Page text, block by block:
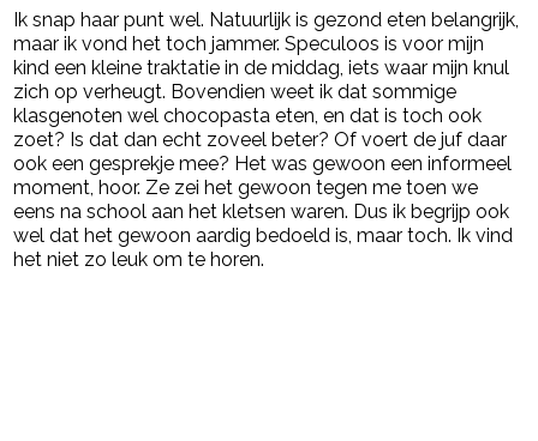
Ik snap haar punt wel. Natuurlijk is gezond eten belangrijk,
maar ik vond het toch jammer. Speculoos is voor mijn
kind een kleine traktatie in de middag, iets waar mijn knul
zich op verheugt. Bovendien weet ik dat sommige
klasgenoten wel chocopasta eten, en dat is toch ook
zoet? Is dat dan echt zoveel beter? Of voert de juf daar
ook een gesprekje mee? Het was gewoon een informeel
moment, hoor. Ze zei het gewoon tegen me toen we
eens na school aan het kletsen waren. Dus ik begrijp ook
wel dat het gewoon aardig bedoeld is, maar toch. Ik vind
het niet zo leuk om te horen.